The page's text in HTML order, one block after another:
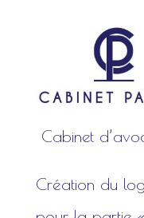
Cabinet
Création du